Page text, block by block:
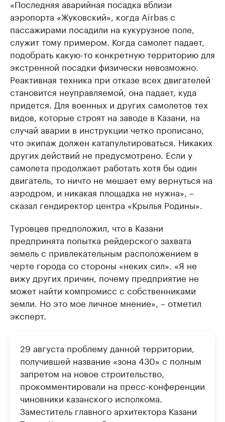
«Последняя аварийная посадка вблизи
аэропорта «Жуковский», когда Airbas с
пассажирами посадили на кукурузное поле,
служит тому примером. Когда самолет падает,
подобрать какую-то конкретную территорию для
экстренной посадки физически невозможно.
Реактивная техника при отказе всех двигателей
становится неуправляемой, она падает, куда
придется. Для военных и других самолетов тех
видов, которые строят на заводе в Казани, на
случай аварии в инструкции четко прописано,
что экипаж должен катапультироваться. Никаких
других действий не предусмотрено. Если у
самолета продолжает работать хотя бы один
двигатель, то ничто не мешает ему вернуться на
аэродром, и никакая площадка не нужна», –
сказал гендиректор центра «Крылья Родины».
Туровцев предположил, что в Казани
предпринята попытка рейдерского захвата
земель с привлекательным расположением в
черте города со стороны «неких сил». «Я не
вижу других причин, почему предприятие не
может найти компромисс с собственниками
земли. Но это мое личное мнение», – отметил
эксперт.
29 августа проблему данной территории,
получившей название «зона 430» с полным
запретом на новое строительство,
прокомментировали на пресс-конференции
чиновники казанского исполкома.
Заместитель главного архитектора Казани